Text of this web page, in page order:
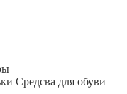
Средсва для обуви